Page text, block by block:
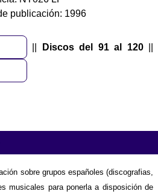
publicación: 1996
Discos del 91 al 120||
sobre grupos españoles (discografias,
musicales para ponerla a disposición de